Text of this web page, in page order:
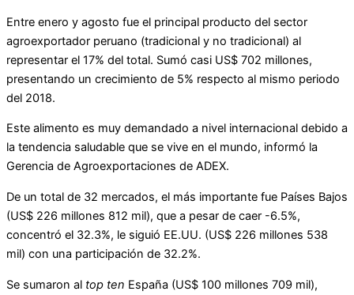
Entre enero y agosto fue el principal producto del sector
agroexportador peruano (tradicional y no tradicional) al
representar el 17% del total. Sumó casi US$ 702 millones,
presentando un crecimiento de 5% respecto al mismo periodo
del 2018.
Este alimento es muy demandado a nivel internacional debido a
la tendencia saludable que se vive en el mundo, informó la
Gerencia de Agroexportaciones de ADEX.
De un total de 32 mercados, el más importante fue Países Bajos
(US$ 226 millones 812 mil), que a pesar de caer -6.5%,
concentró el 32.3%, le siguió EE.UU. (US$ 226 millones 538
mil) con una participación de 32.2%.
Se sumaron al top ten España (US$ 100 millones 709 mil),